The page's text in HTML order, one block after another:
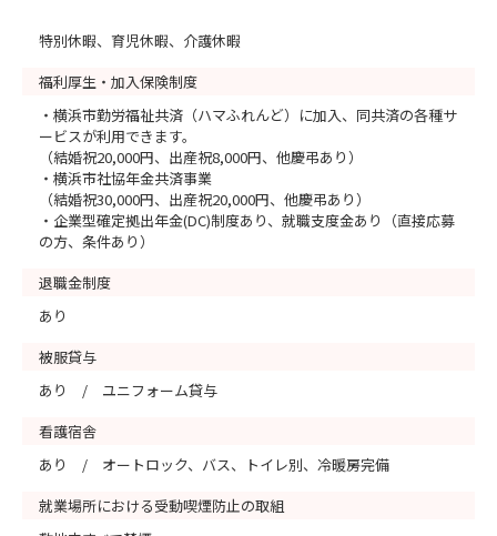
特別休暇、育児休暇、介護休暇
福利厚生・加入保険制度
・横浜市勤労福祉共済（ハマふれんど）に加入、同共済の各種サ
ービスが利用できます。
（結婚祝20,000円、出産祝8,000円、他慶弔あり）
・横浜市社協年金共済事業
（結婚祝30,000円、出産祝20,000円、他慶弔あり）
・企業型確定拠出年金(DC)制度あり、就職支度金あり（直接応募
の方、条件あり）
退職金制度
あり
被服貸与
あり / ユニフォーム貸与
看護宿舎
あり / オートロック、バス、トイレ別、冷暖房完備
就業場所における受動喫煙防止の取組